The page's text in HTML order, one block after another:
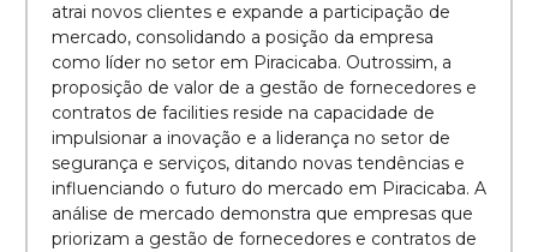
atrai novos clientes e expande a participação de
mercado, consolidando a posição da empresa
como líder no setor em Piracicaba. Outrossim, a
proposição de valor de a gestão de fornecedores e
contratos de facilities reside na capacidade de
impulsionar a inovação e a liderança no setor de
segurança e serviços, ditando novas tendências e
influenciando o futuro do mercado em Piracicaba. A
análise de mercado demonstra que empresas que
priorizam a gestão de fornecedores e contratos de